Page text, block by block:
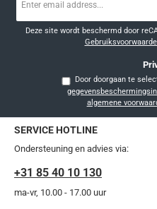
mailadres
Deze site wordt beschermd door
algemene
SERVICE HOTLINE
Ondersteuning en advies via:
+31 85 40 10 130
ma-vr, 10.00 - 17.00 uur